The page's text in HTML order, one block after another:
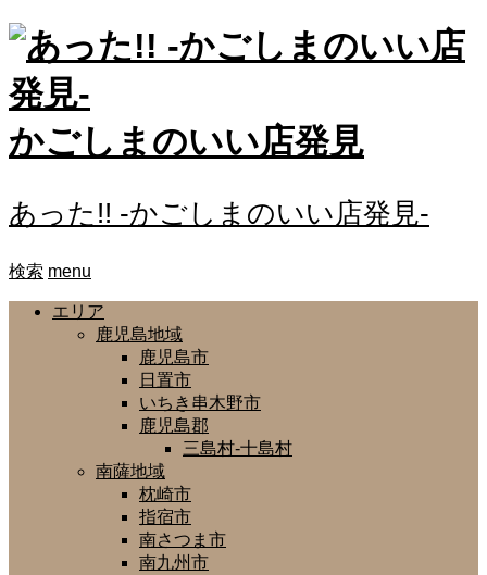
かごしまのいい店発見
あった!! -かごしまのいい店発見-
検索 menu
エリア
鹿児島地域
鹿児島市
日置市
いちき串木野市
鹿児島郡
三島村-十島村
南薩地域
枕崎市
指宿市
南さつま市
南九州市